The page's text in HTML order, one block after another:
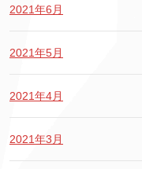
2021年6月
2021年5月
2021年4月
2021年3月